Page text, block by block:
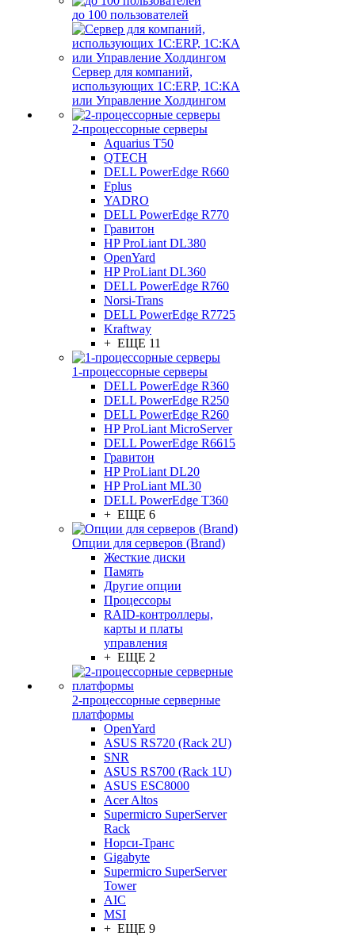
до 100 пользователей
Сервер для компаний,
использующих 1C:ERP, 1С:КА
или Управление Холдингом
2-процессорные серверы
Aquarius T50
QTECH
DELL PowerEdge R660
Fplus
YADRO
DELL PowerEdge R770
Гравитон
HP ProLiant DL380
OpenYard
HP ProLiant DL360
DELL PowerEdge R760
Norsi-Trans
DELL PowerEdge R7725
Kraftway
+ ЕЩЕ 11
1-процессорные серверы
DELL PowerEdge R360
DELL PowerEdge R250
DELL PowerEdge R260
HP ProLiant MicroServer
DELL PowerEdge R6615
Гравитон
HP ProLiant DL20
HP ProLiant ML30
DELL PowerEdge T360
+ ЕЩЕ 6
Опции для серверов (Brand)
Жесткие диски
Память
Другие опции
Процессоры
RAID-контроллеры,
карты и платы
управления
+ ЕЩЕ 2
2-процессорные серверные
платформы
OpenYard
ASUS RS720 (Rack 2U)
SNR
ASUS RS700 (Rack 1U)
ASUS ESC8000
Acer Altos
Supermicro SuperServer
Rack
Норси-Транс
Gigabyte
Supermicro SuperServer
Tower
AIC
MSI
+ ЕЩЕ 9